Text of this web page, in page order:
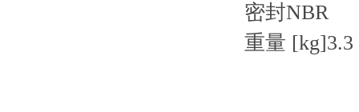
密封NBR
重量 [kg]3.3